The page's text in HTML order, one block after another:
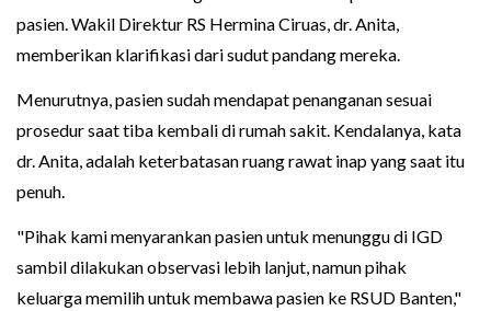
pasien. Wakil Direktur RS Hermina Ciruas, dr. Anita,
memberikan klarifikasi dari sudut pandang mereka.
Menurutnya, pasien sudah mendapat penanganan sesuai
prosedur saat tiba kembali di rumah sakit. Kendalanya, kata
dr. Anita, adalah keterbatasan ruang rawat inap yang saat itu
penuh.
"Pihak kami menyarankan pasien untuk menunggu di IGD
sambil dilakukan observasi lebih lanjut, namun pihak
keluarga memilih untuk membawa pasien ke RSUD Banten,"